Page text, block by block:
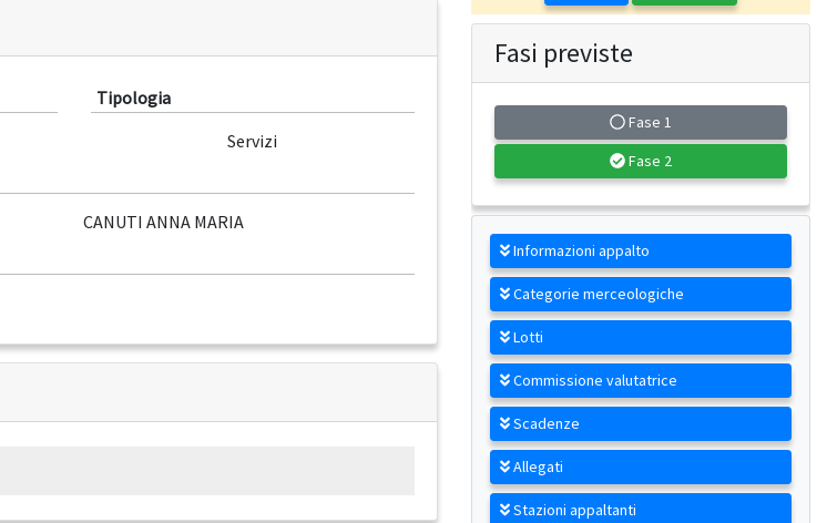
Tipologia
Servizi
CANUTI ANNA MARIA
Fasi previste
Fase 1
Fase 2
Informazioni appalto
Categorie merceologiche
Lotti
Commissione valutatrice
Scadenze
Allegati
Stazioni appaltanti